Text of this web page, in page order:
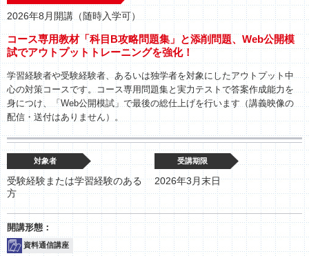
2026年8月開講（随時入学可）
コース専用教材「科目B攻略問題集」と添削問題、Web公開模
試でアウトプットトレーニングを強化！
学習経験者や受験経験者、あるいは独学者を対象にしたアウトプット中
心の対策コースです。コース専用問題集と実力テストで答案作成能力を
身につけ、「Web公開模試」で最後の総仕上げを行います（講義映像の
配信・送付はありません）。
対象者
受験経験または学習経験のある
方
受講期限
2026年3月末日
資料通信講座